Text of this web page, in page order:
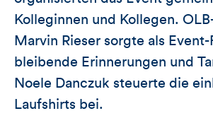
Kolleginnen und Kollegen.
Marvin Rieser sorgte als
bleibende Erinnerungen und
Noele Danczuk steuerte die
Laufshirts bei.